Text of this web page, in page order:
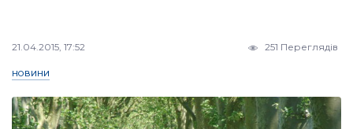
21.04.2015, 17:52 251 Переглядів
НОВИНИ